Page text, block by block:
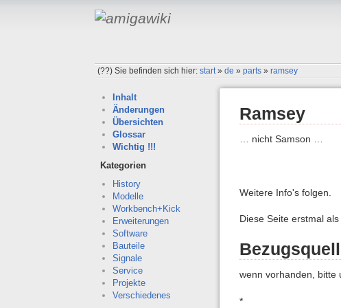
(??)Sie befinden sich hier:start»de »parts »ramsey
Inhalt
Änderungen
Übersichten
Glossar
Wichtig !!!
Kategorien
History
Modelle
Workbench+Kick
Erweiterungen
Software
Bauteile
Signale
Service
Projekte
Verschiedenes
Ramsey
… nicht Samson …
Weitere Info's folgen.
Diese Seite erstmal
wenn vorhanden, bitte
*